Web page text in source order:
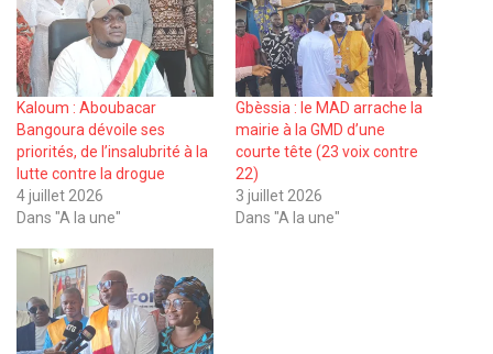
Kaloum : Aboubacar
Bangoura dévoile ses
priorités, de l’insalubrité à la
lutte contre la drogue
4 juillet 2026
Dans "A la une"
Gbèssia : le MAD arrache la
mairie à la GMD d’une
courte tête (23 voix contre
22)
3 juillet 2026
Dans "A la une"